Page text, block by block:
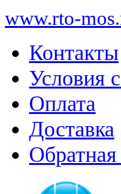
www.rto-
Контакты
Условия
Оплата
Доставка
Обратная